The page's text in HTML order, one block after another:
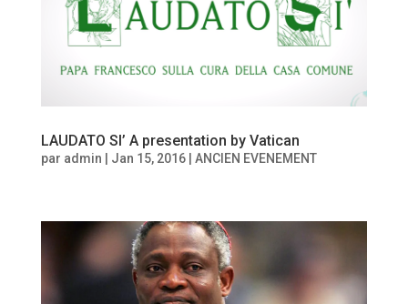
LAUDATO SI’ A presentation by Vatican
par admin Jan 15, 2016| ANCIEN EVENEMENT